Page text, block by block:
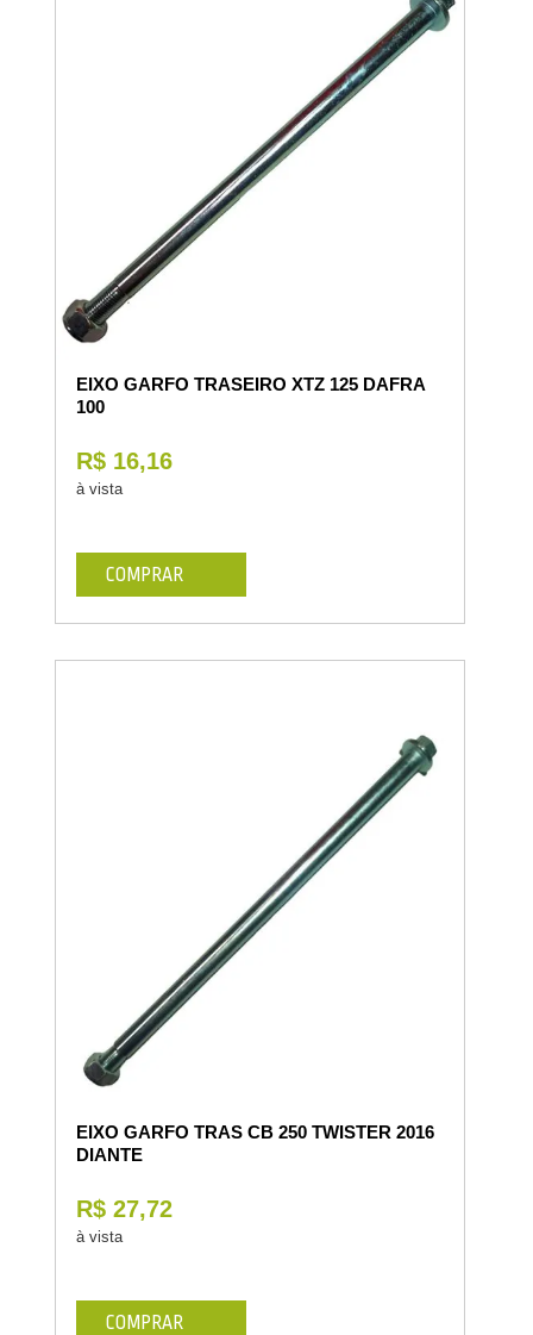
EIXO GARFO TRASEIRO XTZ 125 DAFRA
100
R$ 16,16
à vista
COMPRAR
EIXO GARFO TRAS CB 250 TWISTER 2016
DIANTE
R$ 27,72
à vista
COMPRAR